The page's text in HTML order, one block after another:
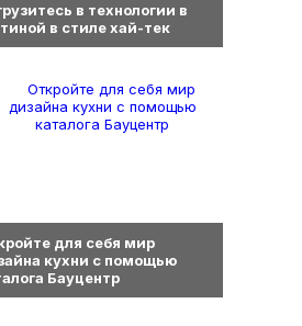
в технологии в
в стиле хай-тек
для себя мир
кухни с помощью
Бауцентр